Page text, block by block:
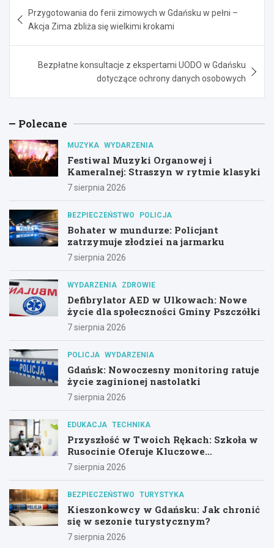
wpisu
Przygotowania do ferii zimowych w Gdańsku w pełni –
Akcja Zima zbliża się wielkimi krokami
Bezpłatne konsultacje z ekspertami UODO w Gdańsku
dotyczące ochrony danych osobowych
Polecane
MUZYKA WYDARZENIA
Festiwal Muzyki Organowej i
Kameralnej: Straszyn w rytmie klasyki
7 sierpnia 2026
BEZPIECZEŃSTWO POLICJA
Bohater w mundurze: Policjant
zatrzymuje złodziei na jarmarku
7 sierpnia 2026
WYDARZENIA ZDROWIE
Defibrylator AED w Ulkowach: Nowe
życie dla społeczności Gminy Pszczółki
7 sierpnia 2026
POLICJA WYDARZENIA
Gdańsk: Nowoczesny monitoring ratuje
życie zaginionej nastolatki
7 sierpnia 2026
EDUKACJA TECHNIKA
Przyszłość w Twoich Rękach: Szkoła w
Rusocinie Oferuje Kluczowe
Umiejętności
7 sierpnia 2026
BEZPIECZEŃSTWO TURYSTYKA
Kieszonkowcy w Gdańsku: Jak chronić
się w sezonie turystycznym?
7 sierpnia 2026